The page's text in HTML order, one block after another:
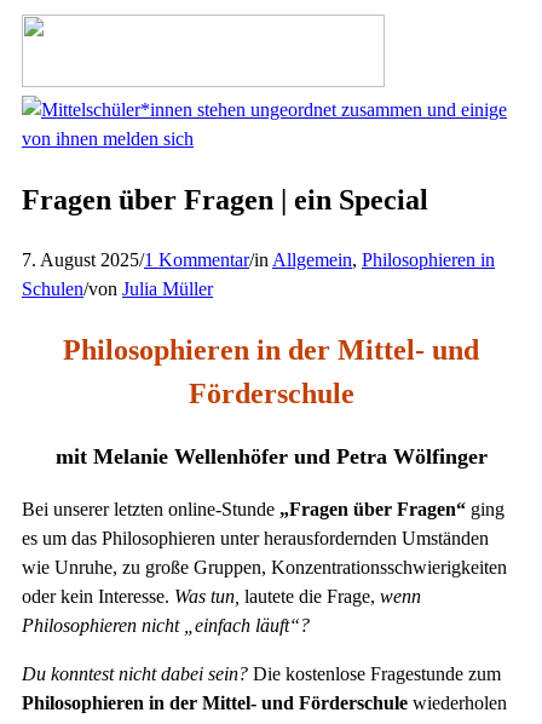
Fragen über Fragen | ein Special
7. August 2025/1 Kommentar/in Allgemein, Philosophieren in
Schulen/von Julia Müller
Philosophieren in der Mittel- und
Förderschule
mit Melanie Wellenhöfer und Petra Wölfinger
Bei unserer letzten online-Stunde „Fragen über Fragen“ ging
es um das Philosophieren unter herausfordernden Umständen
wie Unruhe, zu große Gruppen, Konzentrationsschwierigkeiten
oder kein Interesse. Was tun, lautete die Frage, wenn
Philosophieren nicht „einfach läuft“?
Du konntest nicht dabei sein? Die kostenlose Fragestunde zum
Philosophieren in der Mittel- und Förderschule wiederholen